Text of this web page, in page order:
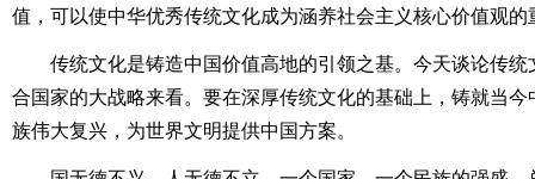
值，可以使中华优秀传统文化成为涵养社会主义核心价值观的
传统文化是铸造中国价值高地的引领之基。今天谈论传统
合国家的大战略来看。要在深厚传统文化的基础上，铸就当
族伟大复兴，为世界文明提供中国方案。